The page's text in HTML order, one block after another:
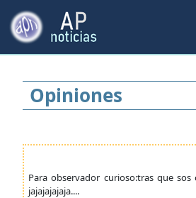
Opiniones
Para observador curioso:tras que sos
jajajajajaja....